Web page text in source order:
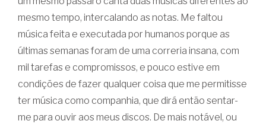
mesmo tempo, intercalando as notas. Me faltou
música feita e executada por humanos porque as
últimas semanas foram de uma correria insana, com
mil tarefas e compromissos, e pouco estive em
condições de fazer qualquer coisa que me permitisse
ter música como companhia, que dirá então sentar-
me para ouvir aos meus discos. De mais notável, ou